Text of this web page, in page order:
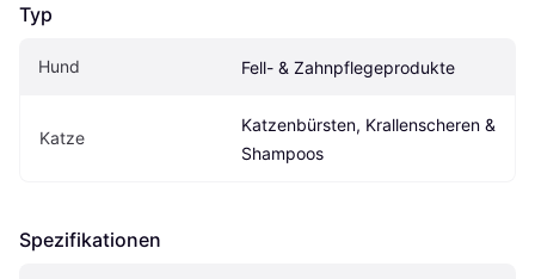
Typ
Hund Fell- & Zahnpflegeprodukte
Katze
Katzenbürsten, Krallenscheren &
Shampoos
Spezifikationen